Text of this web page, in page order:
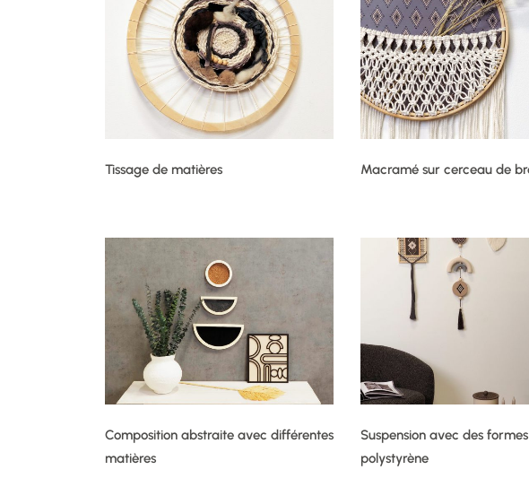
Tissage de matières Macramé sur cerceau de
Composition abstraite avec différentes
matières
Suspension avec des
polystyrène